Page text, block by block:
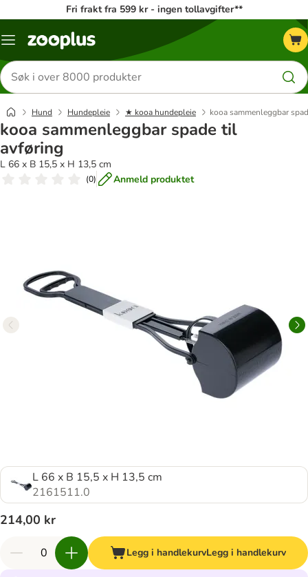
Fri frakt fra 599 kr - ingen tollavgifter**
Katalogmeny
Søk
etter
produkter
Hund Hundepleie ★ kooa hundepleie kooa sammenleggbar
kooa sammenleggbar spade til
avføring
L 66 x B 15,5 x H 13,5 cm
(0) Anmeld produktet
L 66 x B 15,5 x H 13,5 cm
2161511.0
214,00 kr
Legg i handlekurvLegg i handlekurv